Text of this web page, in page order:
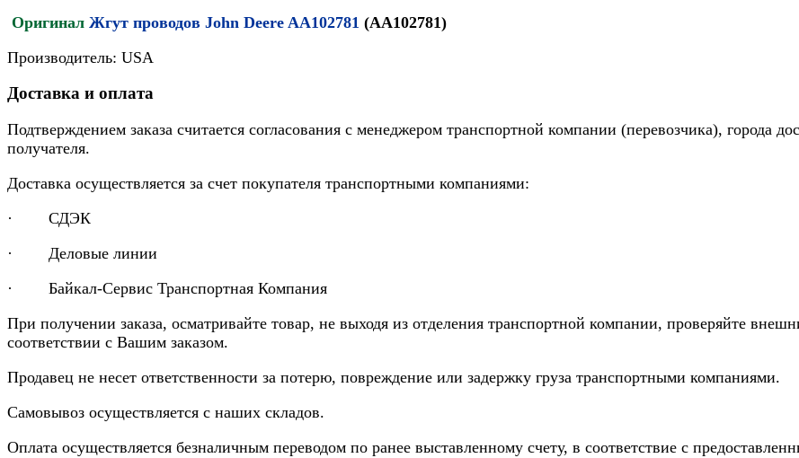
Оригинал Жгут проводов John Deere AA102781 (AA102781)
Производитель: USA
Доставка и оплата
Подтверждением заказа считается согласования с менеджером транспортной компании (перевозчика), города
получателя.
Доставка осуществляется за счет покупателя транспортными компаниями:
· СДЭК
· Деловые линии
· Байкал-Сервис Транспортная Компания
При получении заказа, осматривайте товар, не выходя из отделения транспортной компании, проверяйте
соответствии с Вашим заказом.
Продавец не несет ответственности за потерю, повреждение или задержку груза транспортными компаниями.
Самовывоз осуществляется с наших складов.
Оплата осуществляется безналичным переводом по ранее выставленному счету, в соответствие с